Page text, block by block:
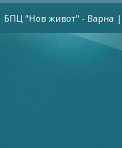
БПЦ "Нов живот" - Варна |